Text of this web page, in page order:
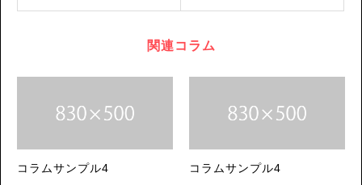
関連コラム
コラムサンプル4 コラムサンプル4